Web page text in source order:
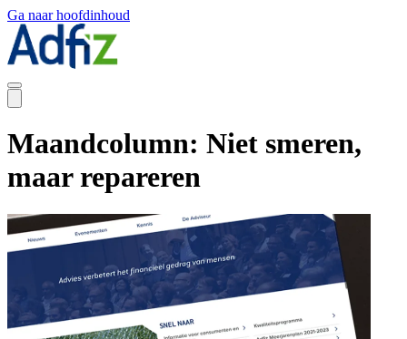
Ga naar hoofdinhoud
Maandcolumn: Niet smeren,
maar repareren